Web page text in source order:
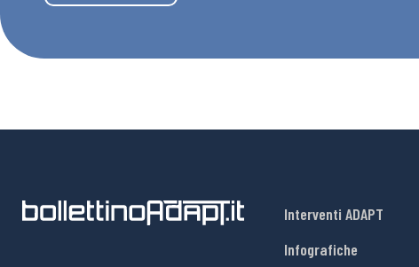
Interventi ADAPT
Infografiche